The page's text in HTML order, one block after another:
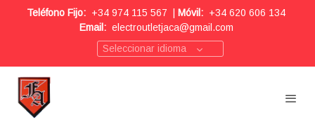
Teléfono Fijo: +34 974 115 567 Móvil: +34 620 606 134
Email: electroutletjaca@gmail.com
Seleccionar idioma